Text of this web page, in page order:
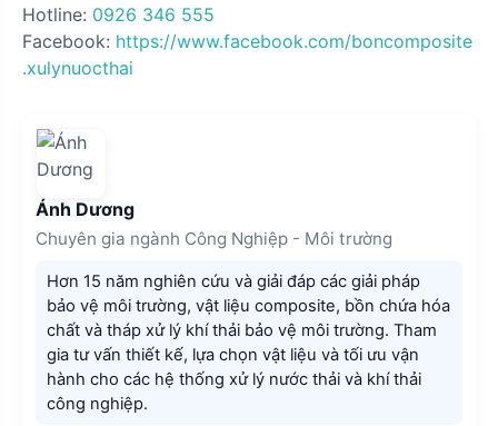
Hotline: 0926 346 555
Facebook: https://www.facebook.com/boncomposite
.xulynuocthai
Ánh Dương
Chuyên gia ngành Công Nghiệp - Môi trường
Hơn 15 năm nghiên cứu và giải đáp các giải pháp
bảo vệ môi trường, vật liệu composite, bồn chứa hóa
chất và tháp xử lý khí thải bảo vệ môi trường. Tham
gia tư vấn thiết kế, lựa chọn vật liệu và tối ưu vận
hành cho các hệ thống xử lý nước thải và khí thải
công nghiệp.